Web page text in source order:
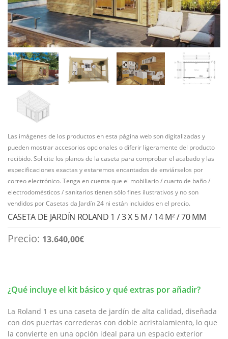
Las imágenes de los productos en esta página web son digitalizadas y
pueden mostrar accesorios opcionales o diferir ligeramente del producto
recibido. Solicite los planos de la caseta para comprobar el acabado y las
especificaciones exactas y estaremos encantados de enviárselos por
correo electrónico. Tenga en cuenta que el mobiliario / cuarto de baño /
electrodomésticos / sanitarios tienen sólo fines ilustrativos y no son
vendidos por Casetas da Jardín 24 ni están incluidos en el precio.
CASETA DE JARDÍN ROLAND 1 / 3 X 5 M / 14 M² / 70 MM
Precio: 13.640,00€
¿Qué incluye el kit básico y qué extras por añadir?
La Roland 1 es una caseta de jardín de alta calidad, diseñada
con dos puertas correderas con doble acristalamiento, lo que
la convierte en una opción ideal para un espacio exterior